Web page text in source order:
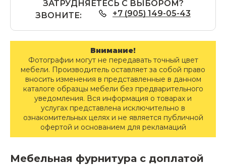
ЗАТРУДНЯЕТЕСЬ С ВЫБОРОМ?
ЗВОНИТЕ:
+7 (905) 149-05-43
Внимание!
Фотографии могут не передавать точный цвет
мебели. Производитель оставляет за собой право
вносить изменения в представленные в данном
каталоге образцы мебели без предварительного
уведомления. Вся информация о товарах и
услугах представлена исключительно в
ознакомительных целях и не является публичной
офертой и основанием для рекламаций
Мебельная фурнитура с доплатой